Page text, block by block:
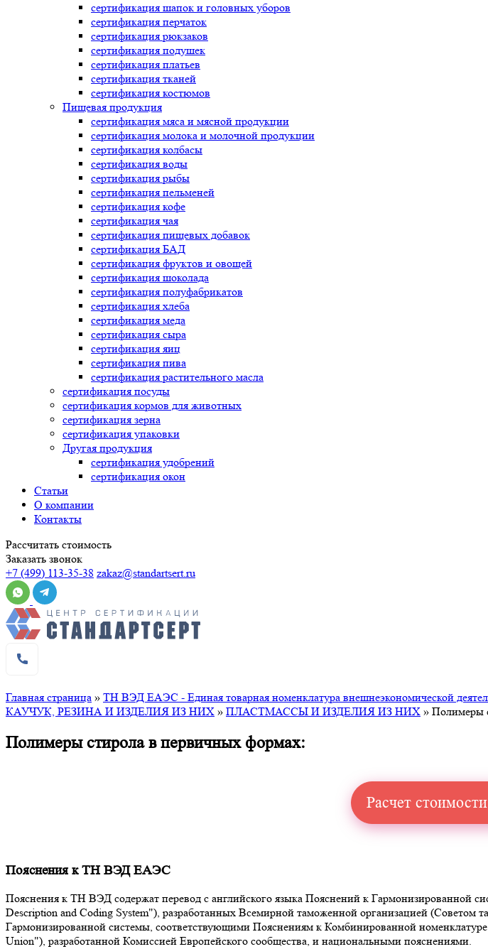
сертификация шапок и головных уборов
сертификация перчаток
сертификация рюкзаков
сертификация подушек
сертификация платьев
сертификация тканей
сертификация костюмов
Пищевая продукция
сертификация мяса и мясной продукции
сертификация молока и молочной продукции
сертификация колбасы
сертификация воды
сертификация рыбы
сертификация пельменей
сертификация кофе
сертификация чая
сертификация пищевых добавок
сертификация БАД
сертификация фруктов и овощей
сертификация шоколада
сертификация полуфабрикатов
сертификация хлеба
сертификация меда
сертификация сыра
сертификация яиц
сертификация пива
сертификация растительного масла
сертификация посуды
сертификация кормов для животных
сертификация зерна
сертификация упаковки
Другая продукция
сертификация удобрений
сертификация окон
Статьи
О компании
Контакты
Рассчитать стоимость
Заказать звонок
+7 (499) 113-35-38 zakaz@standartsert.ru
Главная страница » ТН ВЭД ЕАЭС - Единая товарная номенклатура внешнеэкономической
КАУЧУК, РЕЗИНА И ИЗДЕЛИЯ ИЗ НИХ » ПЛАСТМАССЫ И ИЗДЕЛИЯ ИЗ НИХ » Полимеры
Полимеры стирола в первичных формах:
Расчет
Пояснения к ТН ВЭД ЕАЭС
Пояснения к ТН ВЭД содержат перевод с английского языка Пояснений к Гармонизированной
Description and Coding System"), разработанных Всемирной таможенной организацией (Советом
Гармонизированной системы, соответствующими Пояснениям к Комбинированной
Union"), разработанной Комиссией Европейского сообщества, и национальными пояснениями.